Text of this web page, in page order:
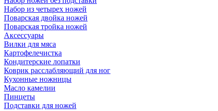
Набор из четырех ножей
Поварская двойка ножей
Поварская тройка ножей
Аксессуары
Вилки для мяса
Картофелечистка
Кондитерские лопатки
Коврик расслабляющий для ног
Кухонные ножницы
Масло камелии
Пинцеты
Подставки для ножей